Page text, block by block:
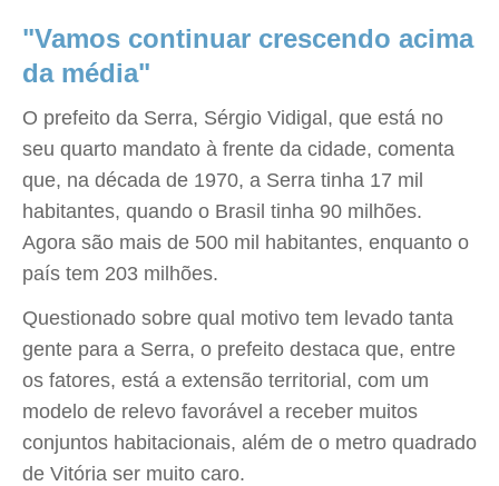
"Vamos continuar crescendo acima
da média"
O prefeito da Serra, Sérgio Vidigal, que está no
seu quarto mandato à frente da cidade, comenta
que, na década de 1970, a Serra tinha 17 mil
habitantes, quando o Brasil tinha 90 milhões.
Agora são mais de 500 mil habitantes, enquanto o
país tem 203 milhões.
Questionado sobre qual motivo tem levado tanta
gente para a Serra, o prefeito destaca que, entre
os fatores, está a extensão territorial, com um
modelo de relevo favorável a receber muitos
conjuntos habitacionais, além de o metro quadrado
de Vitória ser muito caro.